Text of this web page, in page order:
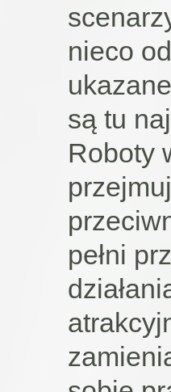
nieco
są tu
Roboty
pełni